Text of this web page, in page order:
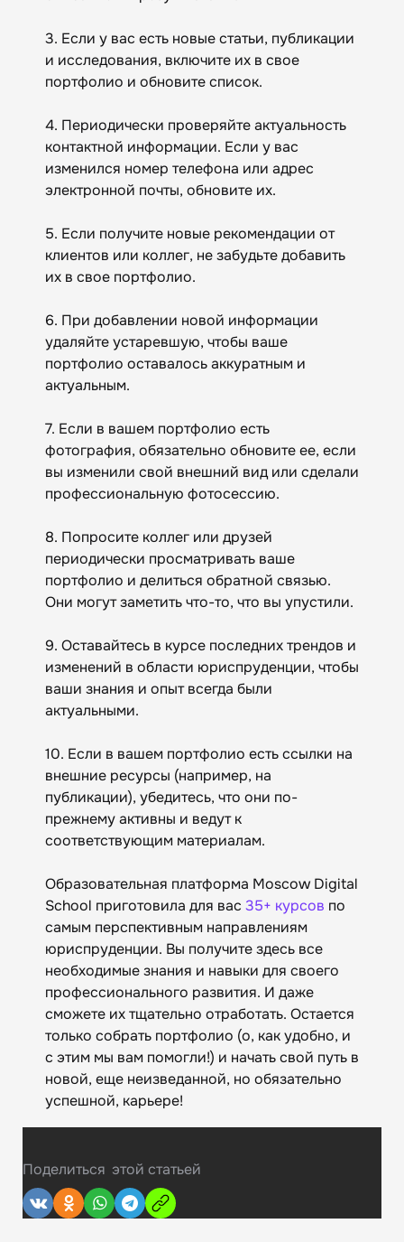
3. Если у вас есть новые статьи, публикации
и исследования, включите их в свое
портфолио и обновите список.
4. Периодически проверяйте актуальность
контактной информации. Если у вас
изменился номер телефона или адрес
электронной почты, обновите их.
5. Если получите новые рекомендации от
клиентов или коллег, не забудьте добавить
их в свое портфолио.
6. При добавлении новой информации
удаляйте устаревшую, чтобы ваше
портфолио оставалось аккуратным и
актуальным.
7. Если в вашем портфолио есть
фотография, обязательно обновите ее, если
вы изменили свой внешний вид или сделали
профессиональную фотосессию.
8. Попросите коллег или друзей
периодически просматривать ваше
портфолио и делиться обратной связью.
Они могут заметить что-то, что вы упустили.
9. Оставайтесь в курсе последних трендов и
изменений в области юриспруденции, чтобы
ваши знания и опыт всегда были
актуальными.
10. Если в вашем портфолио есть ссылки на
внешние ресурсы (например, на
публикации), убедитесь, что они по-
прежнему активны и ведут к
соответствующим материалам.
Образовательная платформа Moscow Digital
School приготовила для вас 35+ курсов по
самым перспективным направлениям
юриспруденции. Вы получите здесь все
необходимые знания и навыки для своего
профессионального развития. И даже
сможете их тщательно отработать. Остается
только собрать портфолио (о, как удобно, и
с этим мы вам помогли!) и начать свой путь в
новой, еще неизведанной, но обязательно
успешной, карьере!
Поделиться этой статьей